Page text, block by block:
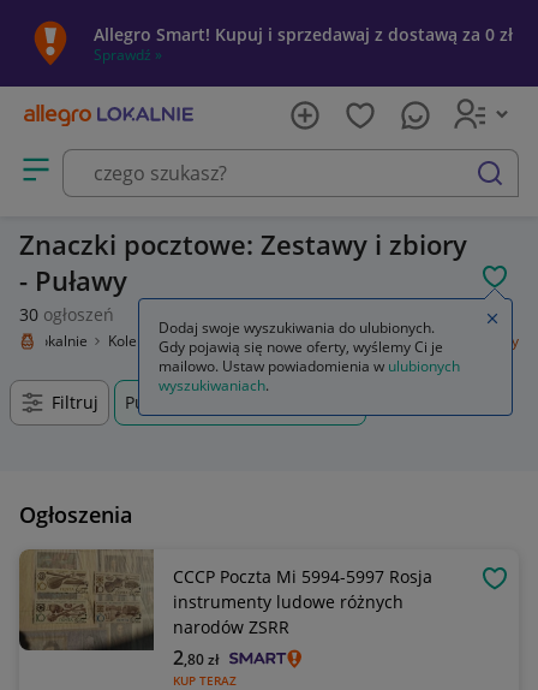
Allegro Smart! Kupuj i sprzedawaj z dostawą za 0 zł
Sprawdź »
Otwórz menu z kategoriami
szukaj
Znaczki pocztowe: Zestawy i zbiory
- Puławy
30 ogłoszeń
Lokalnie Kolekcje i sztuka Kolekcje Filatelistyka Zestawy i zbiory
Filtruj Puławy, Lubelskie, +0 km
Ogłoszenia
CCCP Poczta Mi 5994-5997 Rosja
instrumenty ludowe różnych
narodów ZSRR
KUP TERAZ
2,80zł
Dodaj swoje wyszukiwania do ulubionych.
Gdy pojawią się nowe oferty, wyślemy Ci je
mailowo. Ustaw powiadomienia w ulubionych
wyszukiwaniach.